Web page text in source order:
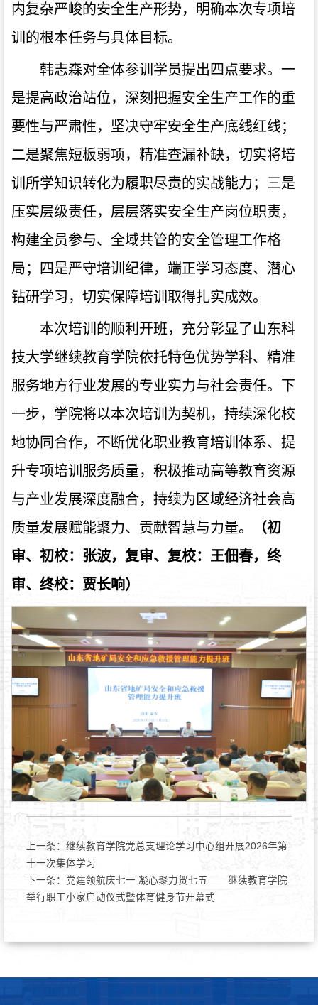
内复杂严峻的安全生产形势，明确本次专项培
训的根本任务与具体目标。
韩志森对全体参训学员提出四点要求。一
是提高政治站位，深刻把握安全生产工作的重
要性与严肃性，坚决守牢安全生产底线红线；
二是聚焦短板弱项，精准查漏补缺，切实将培
训所学知识转化为履职尽责的实战能力；三是
压实层级责任，层层落实安全生产岗位职责，
构建全员参与、全域共管的安全管理工作格
局；四是严守培训纪律，端正学习态度、潜心
钻研学习，切实保障培训取得扎实成效。
本次培训的顺利开班，充分彰显了山东科
技大学继续教育学院依托特色优势学科、精准
服务地方行业发展的专业实力与社会责任。下
一步，学院将以本次培训为契机，持续深化校
地协同合作，不断优化职业教育培训体系、提
升专项培训服务质量，积极推动高等教育资源
与产业发展深度融合，持续为区域经济社会高
质量发展赋能聚力、贡献智慧与力量。
（初
审、初校： 张波，复审、复校：王佃春，终
审、终校：贾长响）
上一条： 继续教育学院党总支理论学习中心组开展2026年第
十一次集体学习
下一条： 党建领航庆七一 凝心聚力贺七五——继续教育学院
举行职工小家启动仪式暨体育健身节开幕式